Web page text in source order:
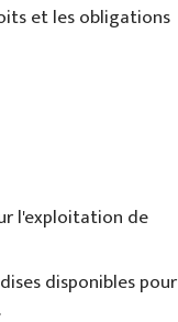
et les obligations
l'exploitation de
disponibles pour